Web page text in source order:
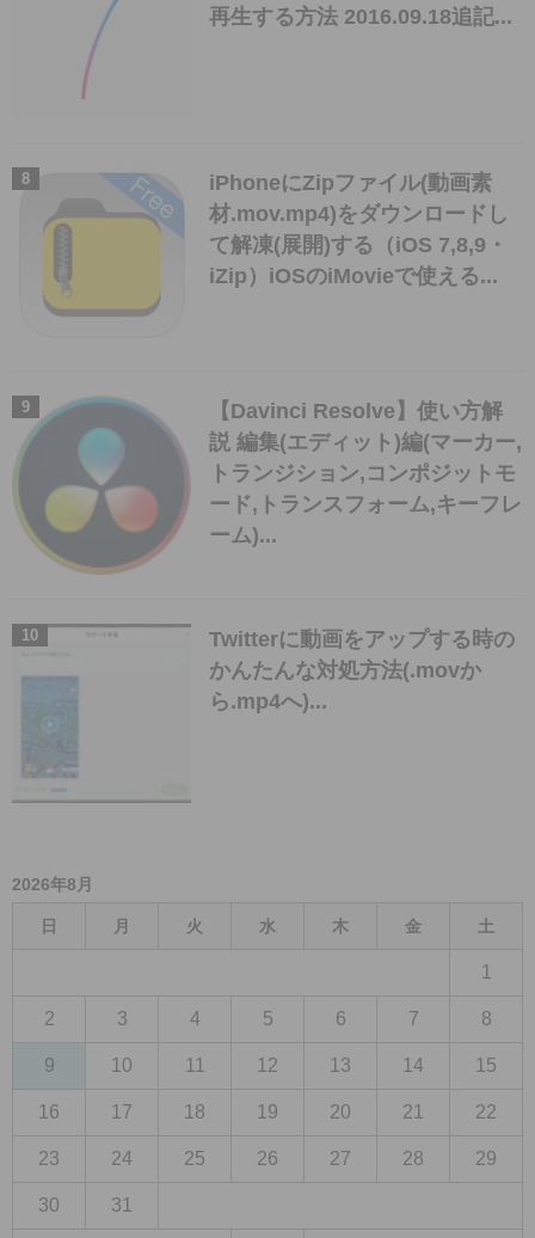
再生する方法 2016.09.18追記...
iPhoneにZipファイル(動画素
材.mov.mp4)をダウンロードし
て解凍(展開)する（iOS 7,8,9・
iZip）iOSのiMovieで使える...
【Davinci Resolve】使い方解
説 編集(エディット)編(マーカー,
トランジション,コンポジットモ
ード,トランスフォーム,キーフレ
ーム)...
Twitterに動画をアップする時の
かんたんな対処方法(.movか
ら.mp4へ)...
2026年8月
日 月 火 水 木 金 土
1
2 3 4 5 6 7 8
9 10 11 12 13 14 15
16 17 18 19 20 21 22
23 24 25 26 27 28 29
30 31